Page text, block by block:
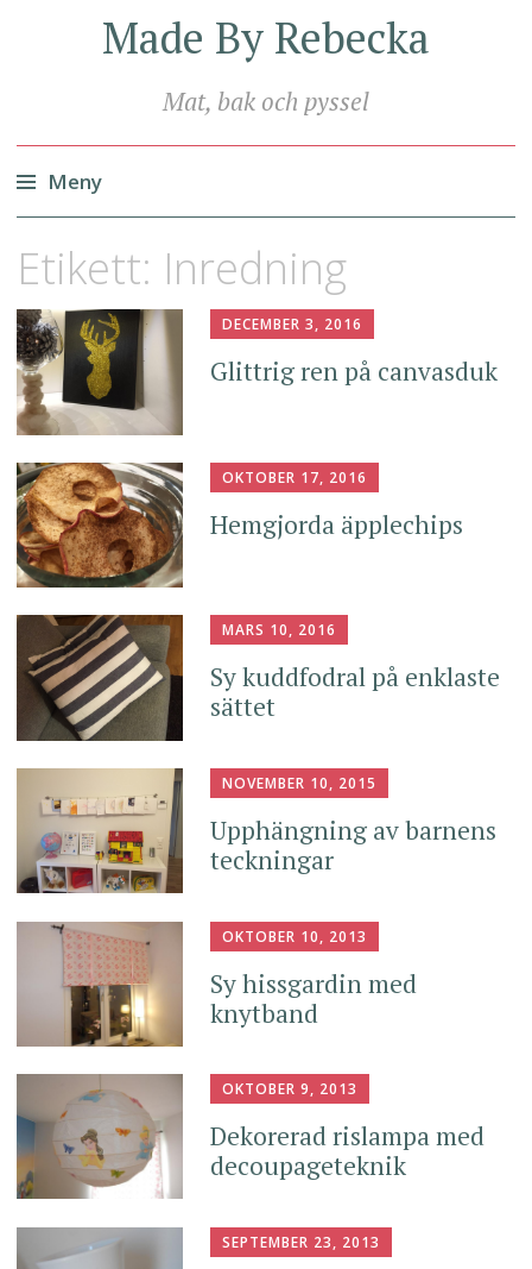
Made By Rebecka
Mat, bak och pyssel
Meny
till
Etikett: Inredning
DECEMBER 3, 2016
Glittrig ren på canvasduk
OKTOBER 17, 2016
Hemgjorda äpplechips
MARS 10, 2016
Sy kuddfodral på enklaste
sättet
NOVEMBER 10, 2015
Upphängning av barnens
teckningar
OKTOBER 10, 2013
Sy hissgardin med
knytband
OKTOBER 9, 2013
Dekorerad rislampa med
decoupageteknik
SEPTEMBER 23, 2013